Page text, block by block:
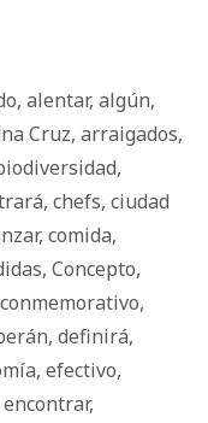
, alentar, algún,
Cruz, arraigados,
,
, chefs, ciudad
, comida,
, Concepto,
conmemorativo,
, definirá,
, efectivo,
encontrar,